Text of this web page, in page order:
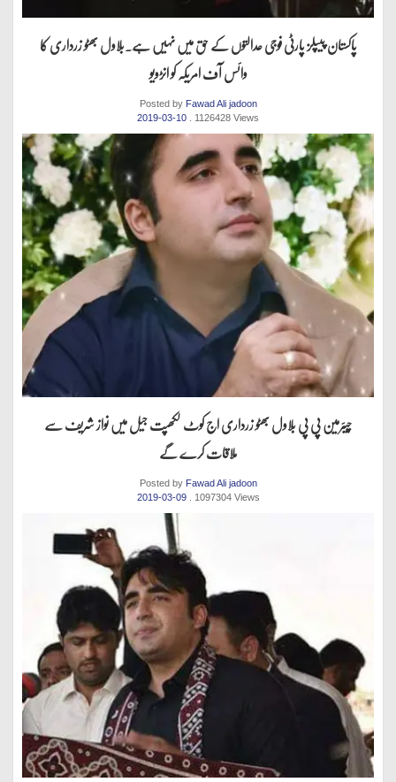
پاکستان پیپلز پارٹی فوجی عدالتوں کے حق میں نہیں ہے.بلاول بھٹو زرداری کا
وائس آف امریکہ کو انڑویو
Posted by Fawad Ali jadoon
2019-03-10
. 1126428 Views
چیئرمین پی پی بلاول بھٹو زرداری اج کوٹ لکھپت جیل میں نواز شریف سے
ملاقات کرے گے
Posted by Fawad Ali jadoon
2019-03-09
. 1097304 Views